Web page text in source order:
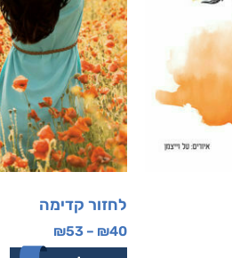
לחזור קדימה
₪40
–
₪53